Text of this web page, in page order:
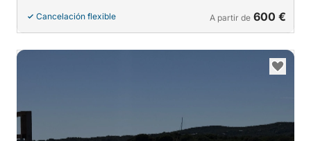
Cancelación flexible A partir de 600 €